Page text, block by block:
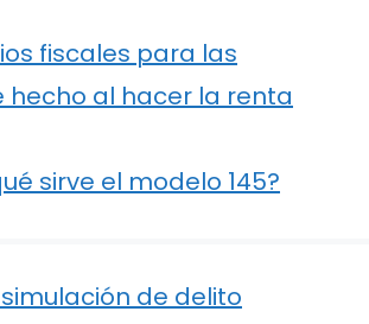
fiscales para las
hecho al hacer la renta
sirve el modelo 145?
de delito